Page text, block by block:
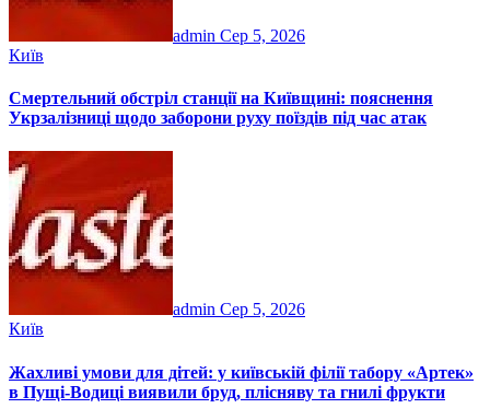
admin Сер 5, 2026
Київ
Смертельний обстріл станції на Київщині: пояснення
Укрзалізниці щодо заборони руху поїздів під час атак
admin Сер 5, 2026
Київ
Жахливі умови для дітей: у київській філії табору «Артек»
в Пущі-Водиці виявили бруд, плісняву та гнилі фрукти